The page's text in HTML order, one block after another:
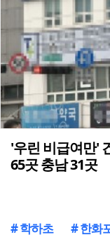
'우린 비급여만'
65곳 충남 31곳
# 학하초 # 한화